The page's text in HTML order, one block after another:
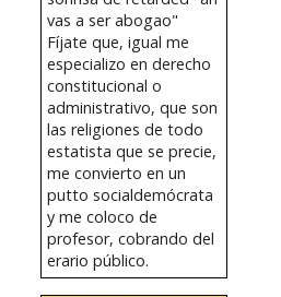
vas a ser abogao"
Fíjate que, igual me
especializo en derecho
constitucional o
administrativo, que son
las religiones de todo
estatista que se precie,
me convierto en un
putto socialdemócrata
y me coloco de
profesor, cobrando del
erario público.